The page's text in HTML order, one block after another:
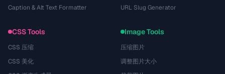
Caption & Alt Text Formatter
URL Slug Generator
CSS Tools
CSS 压缩
CSS 美化
Image Tools
压缩图片
调整图片大小